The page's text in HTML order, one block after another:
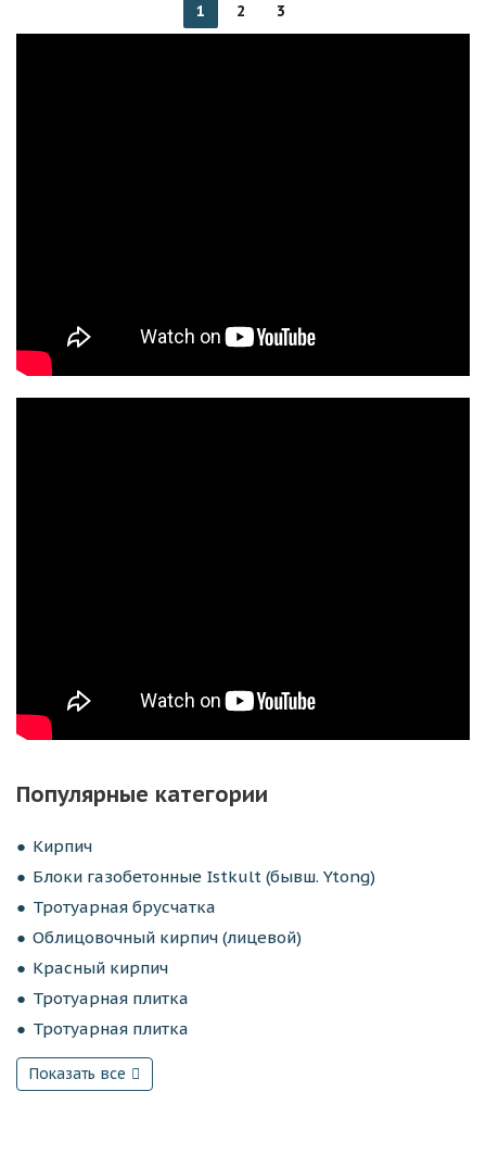
1 2 3
Популярные категории
Кирпич
Блоки газобетонные Istkult (бывш. Ytong)
Тротуарная брусчатка
Облицовочный кирпич (лицевой)
Красный кирпич
Тротуарная плитка
Тротуарная плитка
Показать все